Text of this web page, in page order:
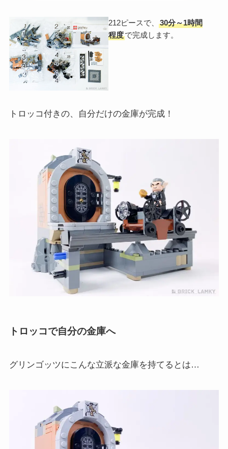
212ピースで、
30分～1時間
程度で完成します。
トロッコ付きの、自分だけの金庫が完成！
トロッコで自分の金庫へ
グリンゴッツにこんな立派な金庫を持てるとは…